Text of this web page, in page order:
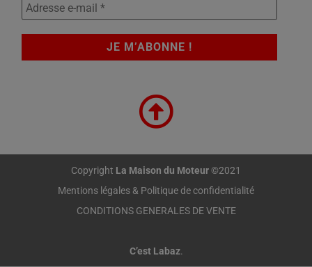
Copyright La Maison du Moteur©2021
Mentions légales & Politique de confidentialité
CONDITIONS GENERALES DE VENTE
C’est Labaz.